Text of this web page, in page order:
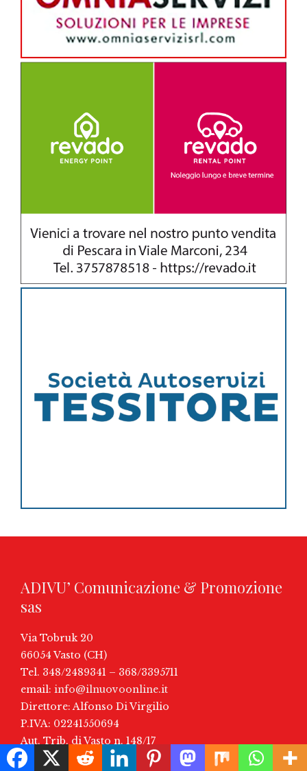
ADIVU’ Comunicazione & Promozione
sas
Via Tobruk 20
66054 Vasto (CH)
Tel. 348/2489341 – 368/3395711
email: info@ilnuovoonline.it
Direttore: Alfonso Di Virgilio
P.IVA: 02241550694
Aut. Trib. di Vasto n. 148/17
Iscrizione ROC (AGCOM) N° 36264